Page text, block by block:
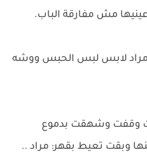
مش مفارقة الباب.
مراد لابس لبس الحبس ووشه
وقفت وشهقت بدموع
وبقت تعيط بقهر: مراد ..